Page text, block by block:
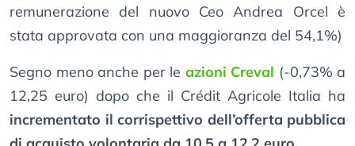
remunerazione del nuovo Ceo Andrea Orcel è
stata approvata con una maggioranza del 54,1%)
Segno meno anche per le azioni Creval (-0,73% a
12,25 euro) dopo che il Crédit Agricole Italia ha
incrementato il corrispettivo dell’offerta pubblica